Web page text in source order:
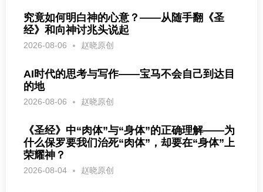
究竟如何明白神的心意？——从随手翻《圣
经》和向神讨兆头说起
2026-08-06 赵晓原创
AI时代的思考与写作——宝马不会自己到达目
的地
2026-08-06 赵晓原创
《圣经》中“肉体”与“身体”的正确理解——为
什么保罗要我们治死“肉体”，却要在“身体”上
荣耀神？
2026-08-04 赵晓原创